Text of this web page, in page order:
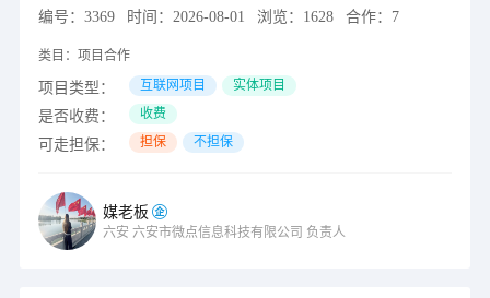
编号： 3369 时间： 2026-08-01 浏览： 1628 合作： 7
类目： 项目合作
项目类型： 互联网项目 实体项目
是否收费： 收费
可走担保： 担保 不担保
媒老板
六安 六安市微点信息科技有限公司 负责人